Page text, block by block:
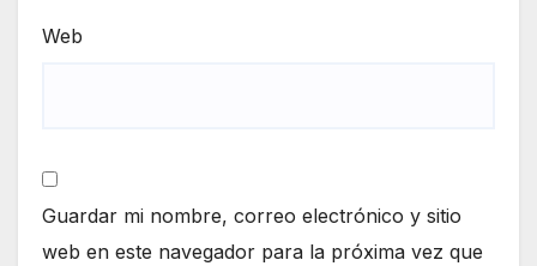
Web
Guardar mi nombre, correo electrónico y sitio
web en este navegador para la próxima vez que